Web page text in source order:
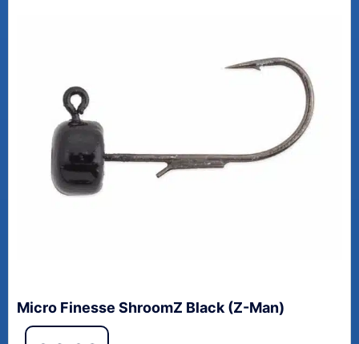
Micro Finesse ShroomZ Black (Z-Man)